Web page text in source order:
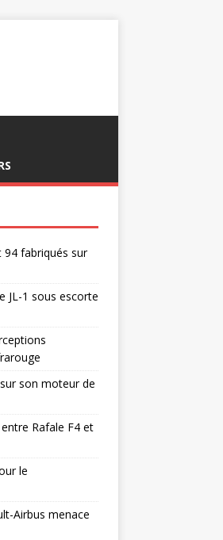
94 fabriqués sur
JL-1 sous escorte
son moteur de
Rafale F4 et
le
Airbus menace